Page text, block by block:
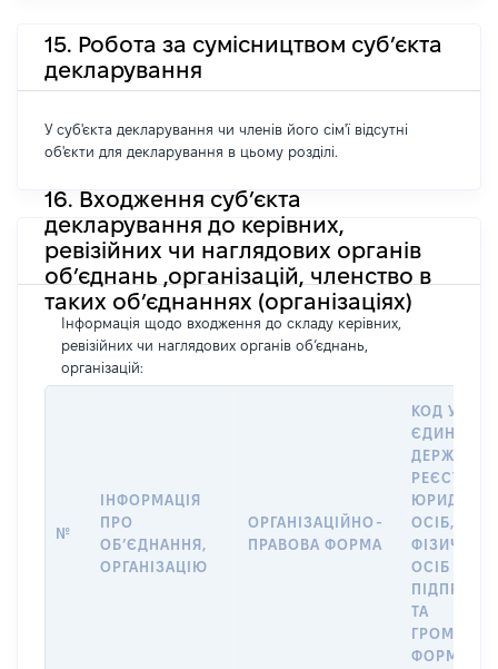
15. Робота за сумісництвом суб’єкта
декларування
У суб'єкта декларування чи членів його сім'ї відсутні
об'єкти для декларування в цьому розділі.
16. Входження суб’єкта
декларування до керівних,
ревізійних чи наглядових органів
об’єднань ,організацій, членство в
таких об’єднаннях (організаціях)
Інформація щодо входження до складу керівних,
ревізійних чи наглядових органів об’єднань,
організацій:
№
ІНФОРМАЦІЯ
ПРО
ОБʼЄДНАННЯ,
ОРГАНІЗАЦІЮ
ОРГАНІЗАЦІЙНО-
ПРАВОВА ФОРМА
КОД У
ЄДИНОМУ
РЕЄСТРІ
ОСІБ,
ФІЗИЧНИХ
ОСІБ –
ТА